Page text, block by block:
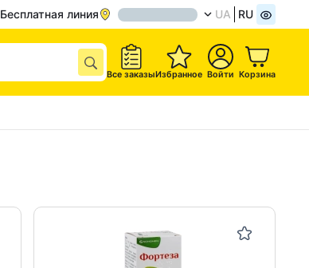
Бесплатная линия UA RU
Все заказыИзбранное Войти Корзина